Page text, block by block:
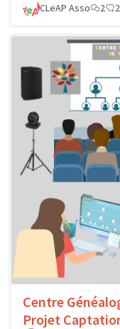
CLeAP Asso 2 2
Centre
Projet